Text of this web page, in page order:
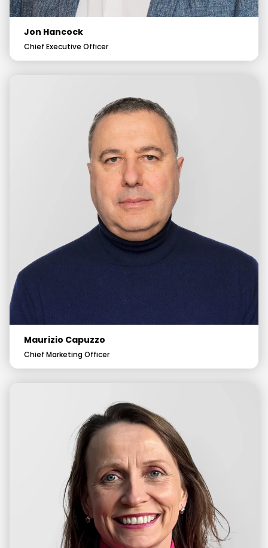
Jon Hancock
Chief Executive Officer
Maurizio Capuzzo
Chief Marketing Officer